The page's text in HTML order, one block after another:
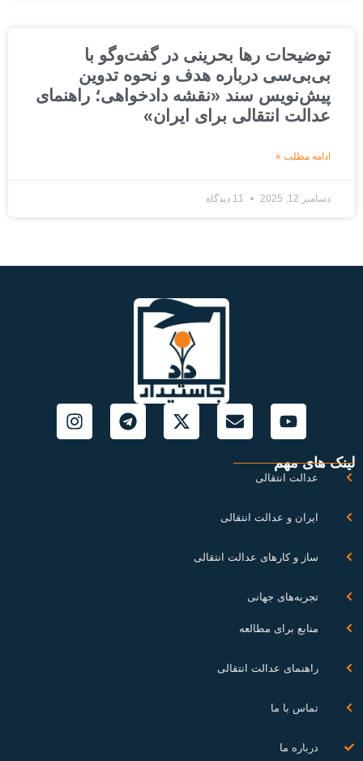
توضیحات رها بحرینی در گفت‌وگو با
بی‌بی‌سی درباره هدف و نحوه تدوین
پیش‌نویس سند «نقشه دادخواهی؛ راهنمای
عدالت انتقالی برای ایران»
ادامه مطلب »
دسامبر 12, 2025 11 دیدگاه
های مهم
عدالت انتقالی
ایران و عدالت انتقالی
ساز و کارهای عدالت انتقالی
تجربه‌های جهانی
منابع برای مطالعه
راهنمای عدالت انتقالی
تماس با ما
درباره ما